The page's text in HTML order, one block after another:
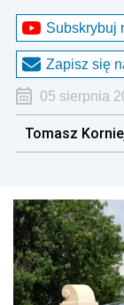
Subskrybuj
Zapisz się
05 sierpnia
Tomasz